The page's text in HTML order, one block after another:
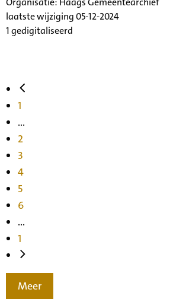
laatste wijziging 05-12-2024
1 gedigitaliseerd
1
...
2
3
4
5
6
...
1
Meer